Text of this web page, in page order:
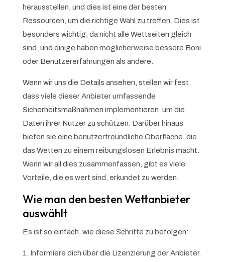
herausstellen, und dies ist eine der besten
Ressourcen, um die richtige Wahl zu treffen. Dies ist
besonders wichtig, da nicht alle Wettseiten gleich
sind, und einige haben möglicherweise bessere Boni
oder Benutzererfahrungen als andere.
Wenn wir uns die Details ansehen, stellen wir fest,
dass viele dieser Anbieter umfassende
Sicherheitsmaßnahmen implementieren, um die
Daten ihrer Nutzer zu schützen. Darüber hinaus
bieten sie eine benutzerfreundliche Oberfläche, die
das Wetten zu einem reibungslosen Erlebnis macht.
Wenn wir all dies zusammenfassen, gibt es viele
Vorteile, die es wert sind, erkundet zu werden.
Wie man den besten Wettanbieter
auswählt
Es ist so einfach, wie diese Schritte zu befolgen:
Informiere dich über die Lizenzierung der Anbieter.